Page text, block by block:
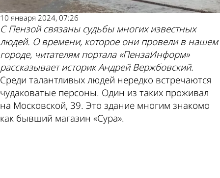
10 января 2024, 07:26
С Пензой связаны судьбы многих известных
людей. О времени, которое они провели в нашем
городе, читателям портала «ПензаИнформ»
рассказывает историк Андрей Вержбовский.
Среди талантливых людей нередко встречаются
чудаковатые персоны. Один из таких проживал
на Московской, 39. Это здание многим знакомо
как бывший магазин «Сура».